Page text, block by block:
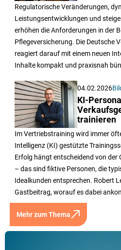
Regulatorische Veränderungen,
Leistungsentwicklungen und
erhöhen die Anforderungen in der
Pflegeversicherung. Die Deutsche
reagiert darauf mit einem neuen
Inhalte kompakt und praxisnah
04.02.2026
KI-
trainieren
Im Vertriebstraining wird immer
Intelligenz (KI) gestützte
Erfolg hängt entscheidend von der
– das sind fiktive Personen, die
Idealkunden entsprechen. Robert
Gastbeitrag, worauf es dabei
Mehr zum Thema